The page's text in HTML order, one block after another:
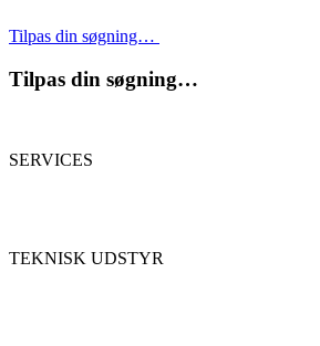
Tilpas din søgning…
Tilpas din søgning…
SERVICES
TEKNISK UDSTYR